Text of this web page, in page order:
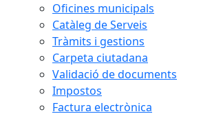
Oficines municipals
Catàleg de Serveis
Tràmits i gestions
Carpeta ciutadana
Validació de documents
Impostos
Factura electrònica